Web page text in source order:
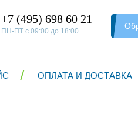
+7 (495) 698 60 21
ПН-ПТ с 09:00 до 18:00
ОПЛАТА И ДОСТАВКА